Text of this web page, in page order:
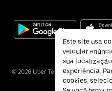
© 2026 Uber Technologies Inc.
Este site usa
veicular
sua
experiência.
cookies,